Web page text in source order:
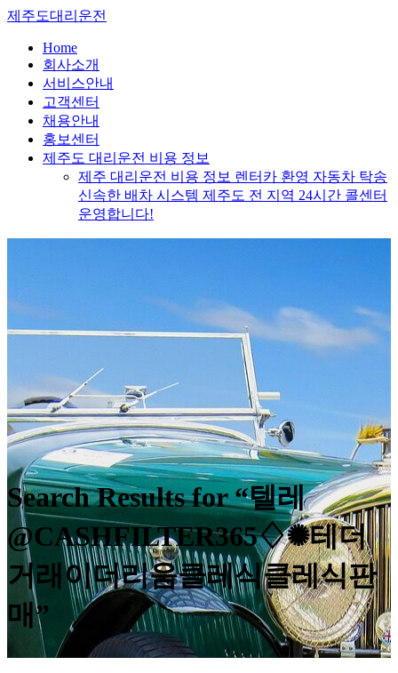
Skip
content
제주도대리운전
Home
회사소개
서비스안내
고객센터
채용안내
홍보센터
제주도 대리운전 비용 정보
제주 대리운전 비용 정보 렌터카 환영 자동차 탁송
신속한 배차 시스템 제주도 전 지역 24시간 콜센터
운영합니다!
Search Results for “텔레
@CASHFILTER365♢✺테더
거래이더리움클레식클레식판
매”